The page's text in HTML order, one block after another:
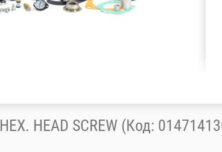
HEX. HEAD SCREW (Код: